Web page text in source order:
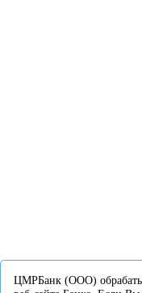
ЦМРБанк (ООО)